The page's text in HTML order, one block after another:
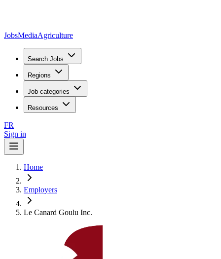
JobsMediaAgriculture
Search Jobs
Regions
Job categories
Resources
FR
Sign in
Home
Employers
Le Canard Goulu Inc.